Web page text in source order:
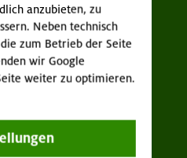
anzubieten, zu
Neben technisch
zum Betrieb der Seite
wir Google
weiter zu optimieren.